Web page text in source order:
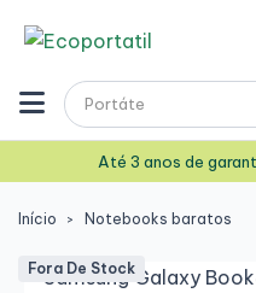
Até 3 anos de
Início Notebooks baratos
Fora De Stock